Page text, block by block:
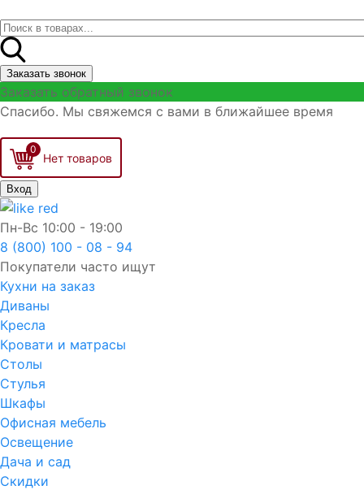
Заказать звонок
Заказать обратный звонок
Спасибо. Мы свяжемся с вами в ближайшее время
0
Вход
Пн-Вс 10:00 - 19:00
8 (800) 100 - 08 - 94
Покупатели часто ищут
Кухни на заказ
Диваны
Кресла
Кровати и матрасы
Столы
Стулья
Шкафы
Офисная мебель
Освещение
Дача и сад
Скидки